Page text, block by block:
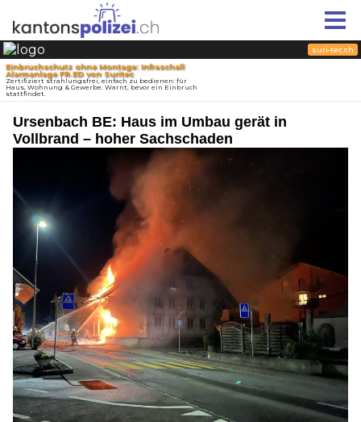
Ursenbach BE: Haus im Umbau gerät in
Vollbrand – hoher Sachschaden